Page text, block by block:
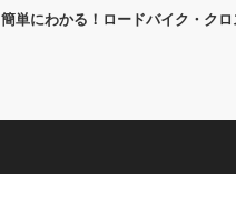
簡単にわかる！ロードバイク・ク